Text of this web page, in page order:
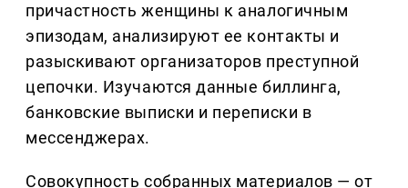
причастность женщины к аналогичным
эпизодам, анализируют ее контакты и
разыскивают организаторов преступной
цепочки. Изучаются данные биллинга,
банковские выписки и переписки в
мессенджерах.
Совокупность собранных материалов — от